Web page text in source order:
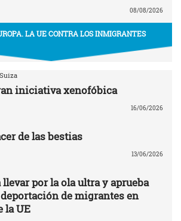
08/08/2026
LA UE CONTRA LOS INMIGRANTES
iniciativa xenofóbica
16/06/2026
de las bestias
13/06/2026
llevar por la ola ultra y aprueba
de migrantes en
la UE